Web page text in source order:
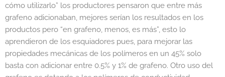
cómo utilizarlo” los productores pensaron que entre más
grafeno adicionaban, mejores serían los resultados en los
productos pero “en grafeno, menos, es más”, esto lo
aprendieron de los esquiadores pues, para mejorar las
propiedades mecánicas de los polímeros en un 45% solo
basta con adicionar entre 0.5% y 1% de grafeno. Otro uso del